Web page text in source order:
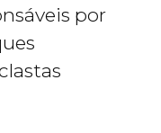
por